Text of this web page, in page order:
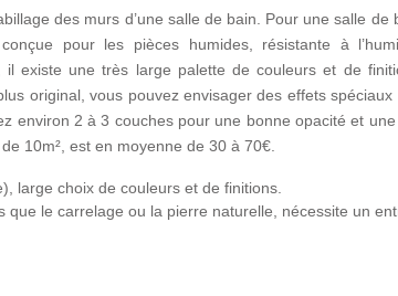
des murs d’une salle de bain. Pour une salle de
pour les pièces humides, résistante à
existe une très large palette de couleurs et de
original, vous pouvez envisager des effets spéciaux
environ 2 à 3 couches pour une bonne opacité et
10m², est en moyenne de 30 à 70€.
large choix de couleurs et de finitions.
que le carrelage ou la pierre naturelle, nécessite un